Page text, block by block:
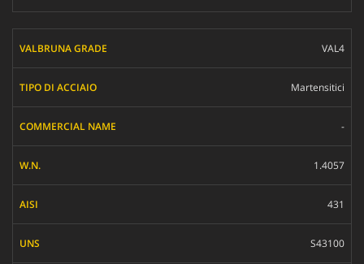
VAL4
Martensitici
-
1.4057
431
S43100